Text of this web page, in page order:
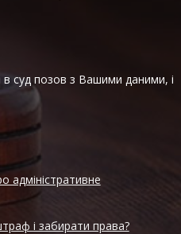
в суд позов з Вашими даними, і
адміністративне
і забирати права?